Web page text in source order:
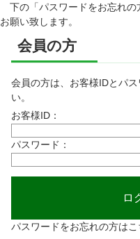
下の「パスワードをお忘れの
お願い致します。
会員の方
会員の方は、お客様IDとパ
い。
お客様ID：
パスワード：
パスワードをお忘れの方はこ